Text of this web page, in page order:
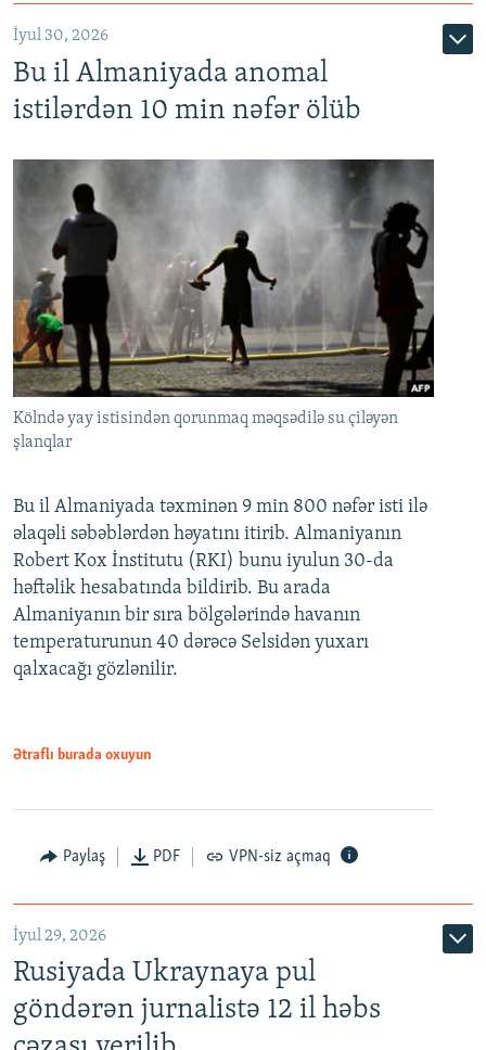
İyul 30, 2026
Bu il Almaniyada anomal
istilərdən 10 min nəfər ölüb
Kölndə yay istisindən qorunmaq məqsədilə su çiləyən
şlanqlar
Bu il Almaniyada təxminən 9 min 800 nəfər isti ilə
əlaqəli səbəblərdən həyatını itirib. Almaniyanın
Robert Kox İnstitutu (RKI) bunu iyulun 30-da
həftəlik hesabatında bildirib. Bu arada
Almaniyanın bir sıra bölgələrində havanın
temperaturunun 40 dərəcə Selsidən yuxarı
qalxacağı gözlənilir.
Ətraflı burada oxuyun
Paylaş PDF VPN-siz açmaq
İyul 29, 2026
Rusiyada Ukraynaya pul
göndərən jurnalistə 12 il həbs